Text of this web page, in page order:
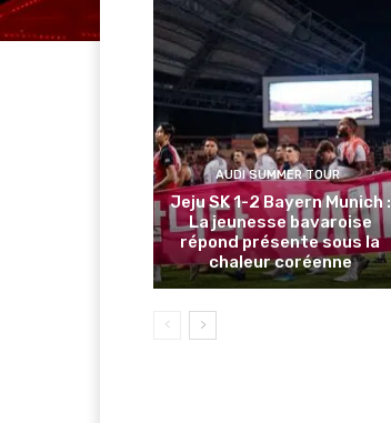
AUDI SUMMER TOUR
Jeju SK 1-2 Bayern Munich :
La jeunesse bavaroise
répond présente sous la
chaleur coréenne